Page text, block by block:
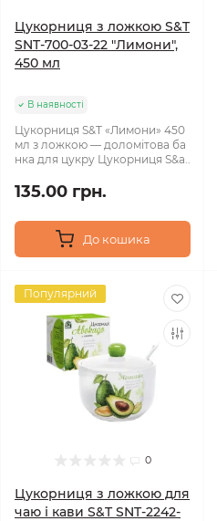
Цукорниця з ложкою S&T
SNT-700-03-22 "Лимони",
450 мл
В наявності
Цукорниця S&T «Лимони» 450
мл з ложкою — доломітова ба
нка для цукру Цукорниця S&a..
135.00 грн.
До кошика
Популярний
0
Цукорниця з ложкою для
чаю і кави S&T SNT-2242-